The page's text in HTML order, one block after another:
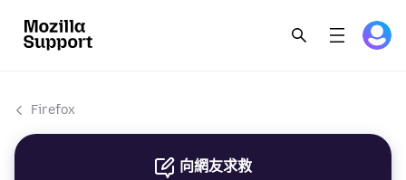
Firefox
向網友求救